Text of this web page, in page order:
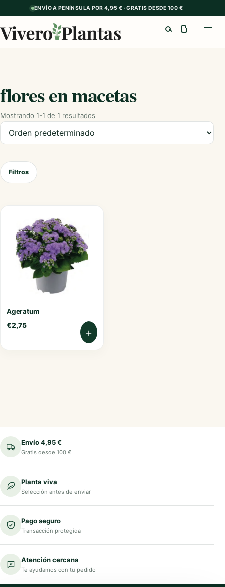
ENVÍO A PENÍNSULA POR 4,95 € · GRATIS DESDE 100 €
flores en macetas
Mostrando 1-1 de 1 resultados
Ordenar productos
Filtros
Ageratum
€2,75
+
Envío 4,95 €
Gratis desde 100 €
Planta viva
Selección antes de enviar
Pago seguro
Transacción protegida
Atención cercana
Te ayudamos con tu pedido